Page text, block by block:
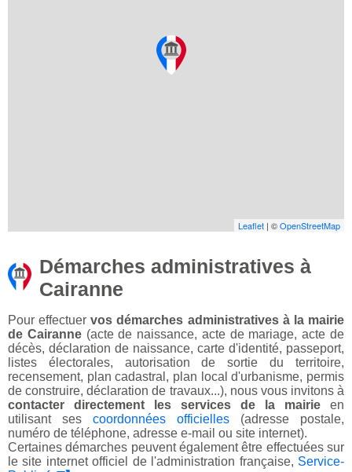
Leaflet | ©OpenStreetMap
Démarches administratives à
Cairanne
Pour effectuervos démarches administratives à la mairie
de Cairanne(acte de naissance, acte de mariage, acte de
décès, déclaration de naissance, carte d'identité, passeport,
listes électorales, autorisation de sortie du territoire,
recensement, plan cadastral, plan local d'urbanisme, permis
de construire, déclaration de travaux...), nous vous invitons à
contacter directement les services de la mairie en
utilisant ses coordonnées officielles (adresse postale,
numéro de téléphone, adresse e-mail ou site internet).
Certaines démarches peuvent également être effectuées sur
le site internet officiel de l'administration française, Service-